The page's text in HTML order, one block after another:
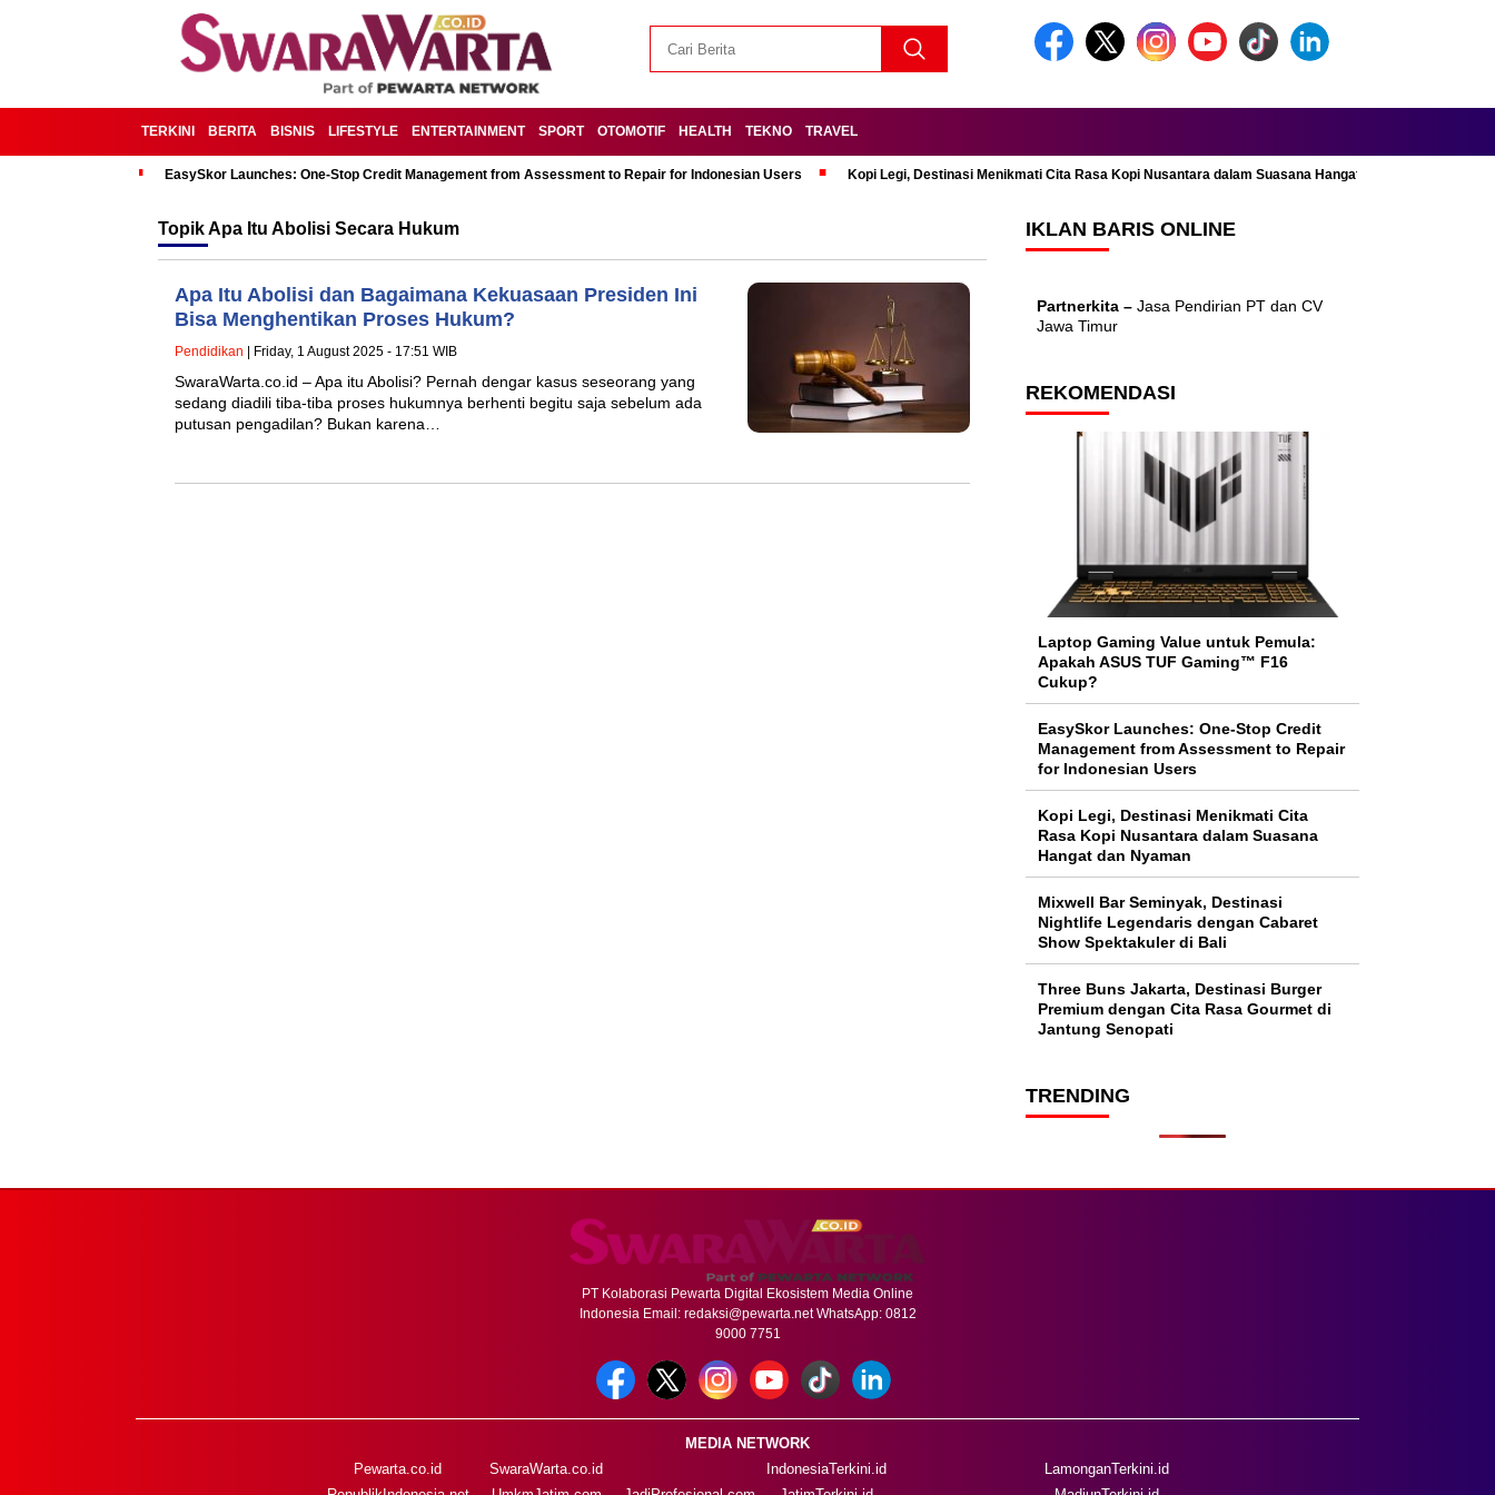
TERKINI BERITA BISNIS LIFESTYLE ENTERTAINMENT SPORT OTOMOTIF HEALTH TEKNO TRAVEL
EasySkor Launches: One-Stop Credit Management from Assessment to Repair for Indonesian Users Kopi Legi, Destinasi Menikmati Cita Rasa Kopi Nusantara dalam Suasana Hangat dan Nyaman
TopikApa Itu Abolisi Secara Hukum
Apa Itu Abolisi dan Bagaimana Kekuasaan Presiden Ini
Bisa Menghentikan Proses Hukum?
Pendidikan | Friday, 1 August 2025 - 17:51 WIB
SwaraWarta.co.id – Apa itu Abolisi? Pernah dengar kasus seseorang yang
sedang diadili tiba-tiba proses hukumnya berhenti begitu saja sebelum ada
putusan pengadilan? Bukan karena…
IKLAN BARIS ONLINE
Partnerkita – Jasa Pendirian PT dan CV
Jawa Timur
REKOMENDASI
Laptop Gaming Value untuk Pemula:
Apakah ASUS TUF Gaming™ F16
Cukup?
EasySkor Launches: One-Stop Credit
Management from Assessment to Repair
for Indonesian Users
Kopi Legi, Destinasi Menikmati Cita
Rasa Kopi Nusantara dalam Suasana
Hangat dan Nyaman
Mixwell Bar Seminyak, Destinasi
Nightlife Legendaris dengan Cabaret
Show Spektakuler di Bali
Three Buns Jakarta, Destinasi Burger
Premium dengan Cita Rasa Gourmet di
Jantung Senopati
TRENDING
PT Kolaborasi Pewarta Digital Ekosistem Media Online
Indonesia Email: redaksi@pewarta.netWhatsApp: 0812
9000 7751
MEDIA NETWORK
Pewarta.co.id
SwaraWarta.co.id
IndonesiaTerkini.id
LamonganTerkini.id